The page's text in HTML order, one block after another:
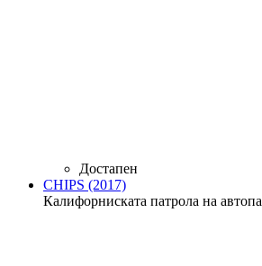
Достапен
CHIPS (2017)
Калифорниската патрола на